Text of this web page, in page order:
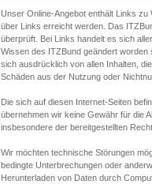
Unser Online-Angebot enthält Links zu
über Links erreicht werden. Das
überprüft. Bei Links handelt es sich
Wissen des ITZBund geändert worden
sich ausdrücklich von allen Inhalten,
Schäden aus der Nutzung oder
Die sich auf diesen Internet-Seiten
übernehmen wir keine Gewähr für die
insbesondere der bereitgestellten
Wir möchten technische Störungen
bedingte Unterbrechungen oder
Herunterladen von Daten durch